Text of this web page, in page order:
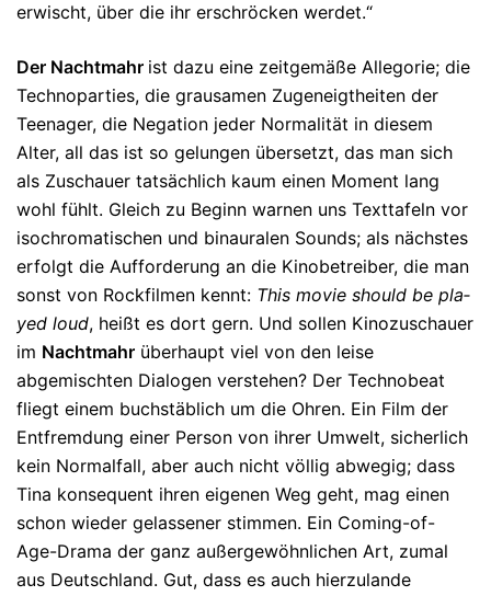
erwischt, über die ihr erschröcken werdet.“
Der Nachtmahr ist dazu eine zeitgemäße Allegorie; die
Tech­no­parties, die grausamen Zugeneigtheiten der
Teenager, die Nega­tion je­der Nor­malität in diesem
Alter, all das ist so gelungen über­setzt, das man sich
als Zuschauer tatsächlich kaum einen Mo­ment lang
wohl­ fühlt. Gleich zu Beginn warnen uns Texttafeln vor
iso­chro­ma­ti­schen und bin­au­ralen Sounds; als nächstes
erfolgt die Auf­for­de­rung an die Kino­betrei­ber, die man
sonst von Rockfilmen kennt: This mo­vie should be pla­
yed loud, heißt es dort gern. Und sollen Ki­no­zuschauer
im Nachtmahr überhaupt viel von den leise
abgemischten Dialogen verstehen? Der Tech­no­beat
fliegt ei­nem buchstäblich um die Ohren. Ein Film der
Ent­fremdung einer Person von ihrer Umwelt, sicherlich
kein Nor­mal­fall, aber auch nicht völ­lig abwegig; dass
Tina konsequent ihren eigenen Weg geht, mag ei­nen
schon wieder gelassener stimmen. Ein Co­ming-of-
Age-Drama der ganz au­ßergewöhnlichen Art, zumal
aus Deutsch­land. Gut, dass es auch hier­zulande